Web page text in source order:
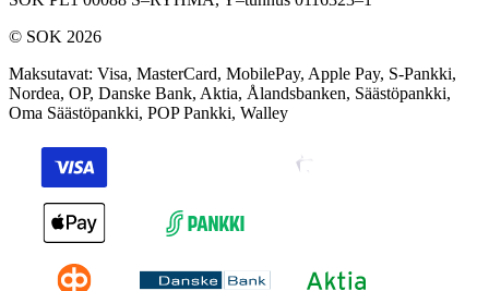
© SOK 2026
Maksutavat: Visa, MasterCard, MobilePay, Apple Pay, S-Pankki,
Nordea, OP, Danske Bank, Aktia, Ålandsbanken, Säästöpankki,
Oma Säästöpankki, POP Pankki, Walley